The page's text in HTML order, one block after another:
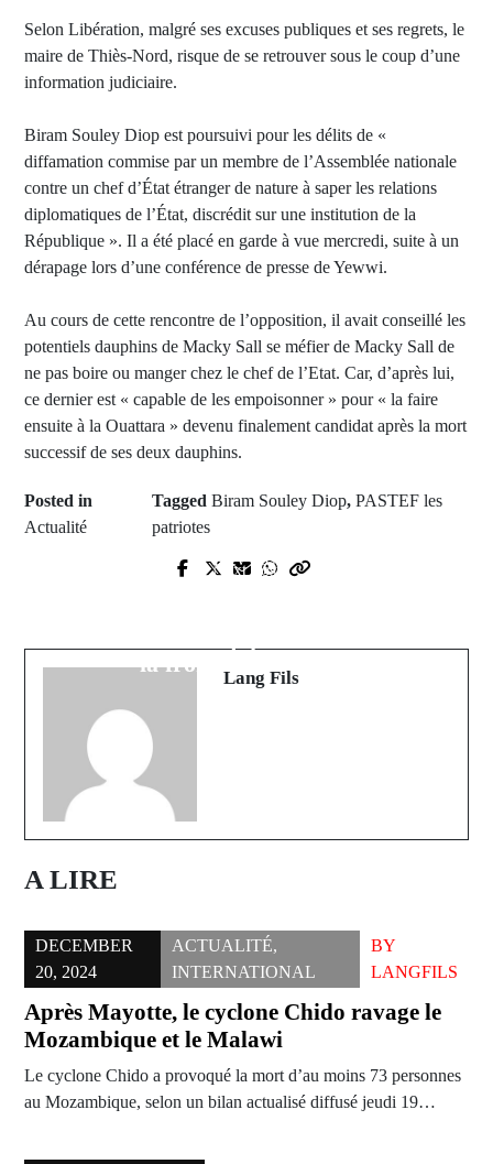
Selon Libération, malgré ses excuses publiques et ses regrets, le
maire de Thiès-Nord, risque de se retrouver sous le coup d’une
information judiciaire.
Biram Souley Diop est poursuivi pour les délits de «
diffamation commise par un membre de l’Assemblée nationale
contre un chef d’État étranger de nature à saper les relations
diplomatiques de l’État, discrédit sur une institution de la
République ». Il a été placé en garde à vue mercredi, suite à un
dérapage lors d’une conférence de presse de Yewwi.
Au cours de cette rencontre de l’opposition, il avait conseillé les
potentiels dauphins de Macky Sall se méfier de Macky Sall de
ne pas boire ou manger chez le chef de l’Etat. Car, d’après lui,
ce dernier est « capable de les empoisonner » pour « la faire
ensuite à la Ouattara » devenu finalement candidat après la mort
successif de ses deux dauphins.
Posted in
Actualité
TaggedBiram Souley Diop,PASTEF les
patriotes
Prev Post
ridule...
Next Post
la frontière de Libye
Lang Fils
A LIRE
DECEMBER
20, 2024
ACTUALITÉ,
INTERNATIONAL
BY
LANGFILS
Après Mayotte, le cyclone Chido ravage le
Mozambique et le Malawi
Le cyclone Chido a provoqué la mort d’au moins 73 personnes
au Mozambique, selon un bilan actualisé diffusé jeudi 19…